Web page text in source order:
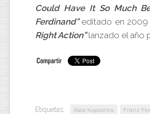
Could Have It So Much
Ferdinand”editado en 2009
Right Action” lanzado el año
Etiquetas: Alex Kapranos Franz